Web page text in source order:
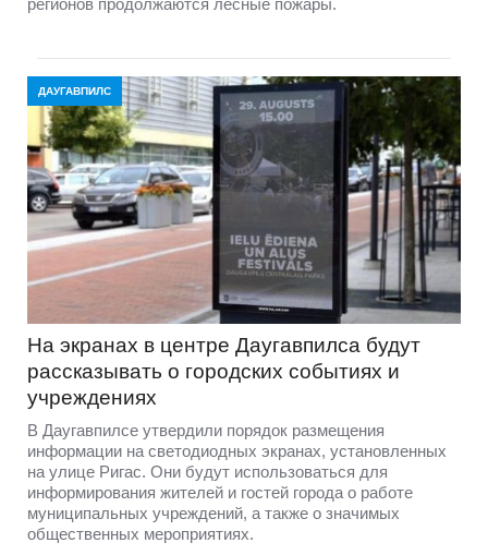
регионов продолжаются лесные пожары.
ДАУГАВПИЛС
На экранах в центре Даугавпилса будут
рассказывать о городских событиях и
учреждениях
В Даугавпилсе утвердили порядок размещения
информации на светодиодных экранах, установленных
на улице Ригас. Они будут использоваться для
информирования жителей и гостей города о работе
муниципальных учреждений, а также о значимых
общественных мероприятиях.